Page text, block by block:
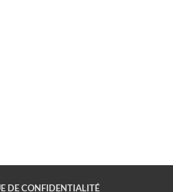
DE CONFIDENTIALITÉ